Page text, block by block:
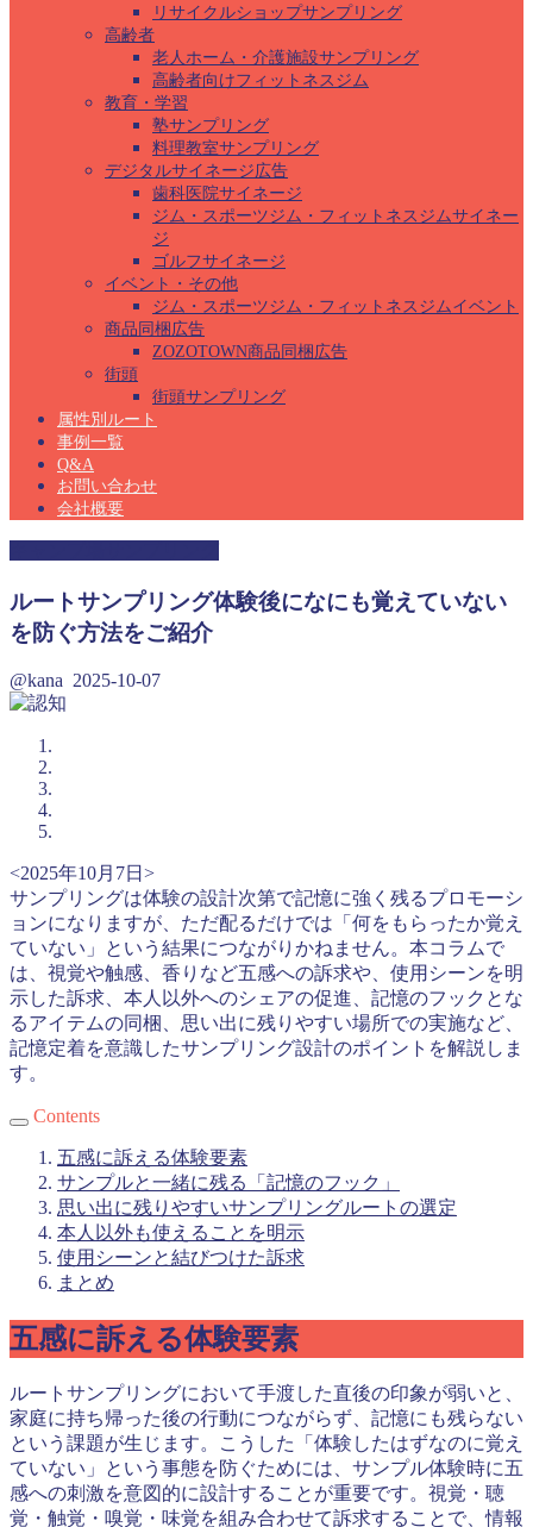
リサイクルショップサンプリング
高齢者
老人ホーム・介護施設サンプリング
高齢者向けフィットネスジム
教育・学習
塾サンプリング
料理教室サンプリング
デジタルサイネージ広告
歯科医院サイネージ
ジム・スポーツジム・フィットネスジムサイネー
ジ
ゴルフサイネージ
イベント・その他
ジム・スポーツジム・フィットネスジムイベント
商品同梱広告
ZOZOTOWN商品同梱広告
街頭
街頭サンプリング
属性別ルート
事例一覧
Q&A
お問い合わせ
会社概要
ルートサンプリング体験後になにも覚えていない
を防ぐ方法をご紹介
@kana 2025-10-07
<2025年10月7日>
サンプリングは体験の設計次第で記憶に強く残るプロモーシ
ョンになりますが、ただ配るだけでは「何をもらったか覚え
ていない」という結果につながりかねません。本コラムで
は、視覚や触感、香りなど五感への訴求や、使用シーンを明
示した訴求、本人以外へのシェアの促進、記憶のフックとな
るアイテムの同梱、思い出に残りやすい場所での実施など、
記憶定着を意識したサンプリング設計のポイントを解説しま
す。
Contents
五感に訴える体験要素
サンプルと一緒に残る「記憶のフック」
思い出に残りやすいサンプリングルートの選定
本人以外も使えることを明示
使用シーンと結びつけた訴求
まとめ
五感に訴える体験要素
ルートサンプリングにおいて手渡した直後の印象が弱いと、
家庭に持ち帰った後の行動につながらず、記憶にも残らない
という課題が生じます。こうした「体験したはずなのに覚え
ていない」という事態を防ぐためには、サンプル体験時に五
感への刺激を意図的に設計することが重要です。視覚・聴
覚・触覚・嗅覚・味覚を組み合わせて訴求することで、情報